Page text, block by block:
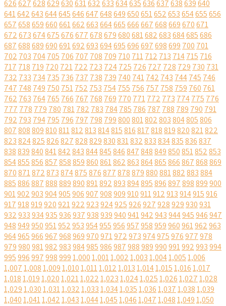
626627628629630631632633634635636637638639640
641642643644645646647648649650651652653654655656
657658659660661662663664665666667668669670671
672673674675676677678679680681682683684685686
687688689690691692693694695696697698699 700 701
702 703 704705 706 707 708 709 710 711712 713 714715 716
717 718 719 720 721722 723 724725 726 727 728 729 730 731
732 733 734735 736 737 738 739 740 741742 743 744745 746
747 748 749 750 751752 753 754755 756 757 758 759 760 761
762 763 764765 766 767 768 769 770 771772 773 774775 776
777 778 779 780 781782 783 784785 786 787 788 789 790 791
792 793 794795 796 797 798 799800801802803804805806
807808809810811812813814815816817818819820821822
823824825826827828829830831832833834835836837
838839840841842843844845846847848849850851852853
854855856857858859860861862863864865866867868869
870871872873874875876877878879880881882883884
885886887888889890891892893894895896897898899900
901902903904905906907908909910911912913914915916
917918919920921922923924925926927928929930931
932933934935936937938939940941942943944945946947
948949950951952953954955956957958959960961962963
964965966967968969970971972973974975976977978
979980981982983984985986987988989990991992993994
9959969979989991,0001,0011,0021,0031,0041,0051,006
1,0071,0081,0091,0101,0111,0121,0131,0141,0151,0161,017
1,0181,0191,0201,0211,0221,0231,0241,0251,0261,0271,028
1,0291,0301,0311,0321,0331,0341,0351,0361,0371,0381,039
1,0401,0411,0421,0431,0441,0451,0461,0471,0481,0491,050